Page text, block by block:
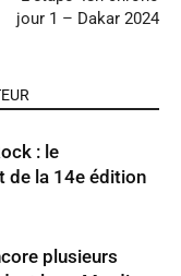
jour 1 – Dakar 2024
: le
de la 14e édition
plusieurs